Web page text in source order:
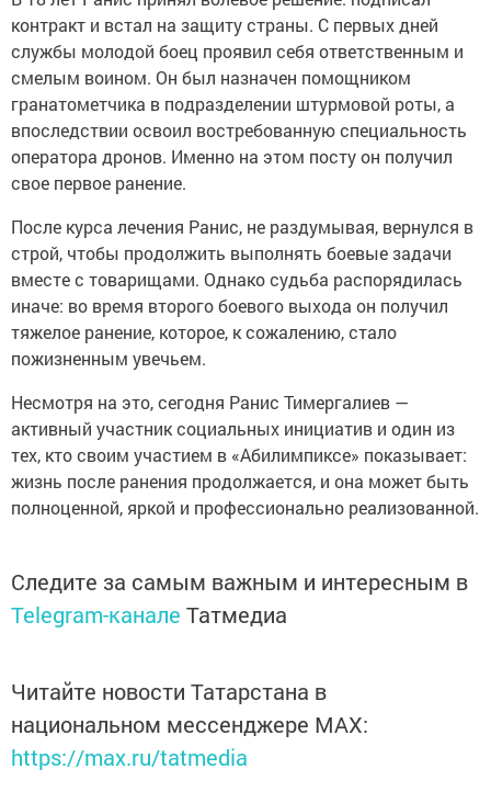
контракт и встал на защиту страны. С первых дней
службы молодой боец проявил себя ответственным и
смелым воином. Он был назначен помощником
гранатометчика в подразделении штурмовой роты, а
впоследствии освоил востребованную специальность
оператора дронов. Именно на этом посту он получил
свое первое ранение.
После курса лечения Ранис, не раздумывая, вернулся в
строй, чтобы продолжить выполнять боевые задачи
вместе с товарищами. Однако судьба распорядилась
иначе: во время второго боевого выхода он получил
тяжелое ранение, которое, к сожалению, стало
пожизненным увечьем.
Несмотря на это, сегодня Ранис Тимергалиев —
активный участник социальных инициатив и один из
тех, кто своим участием в «Абилимпиксе» показывает:
жизнь после ранения продолжается, и она может быть
полноценной, яркой и профессионально реализованной.
Следите за самым важным и интересным в
Telegram-канале Татмедиа
Читайте новости Татарстана в
национальном мессенджере MАХ:
https://max.ru/tatmedia